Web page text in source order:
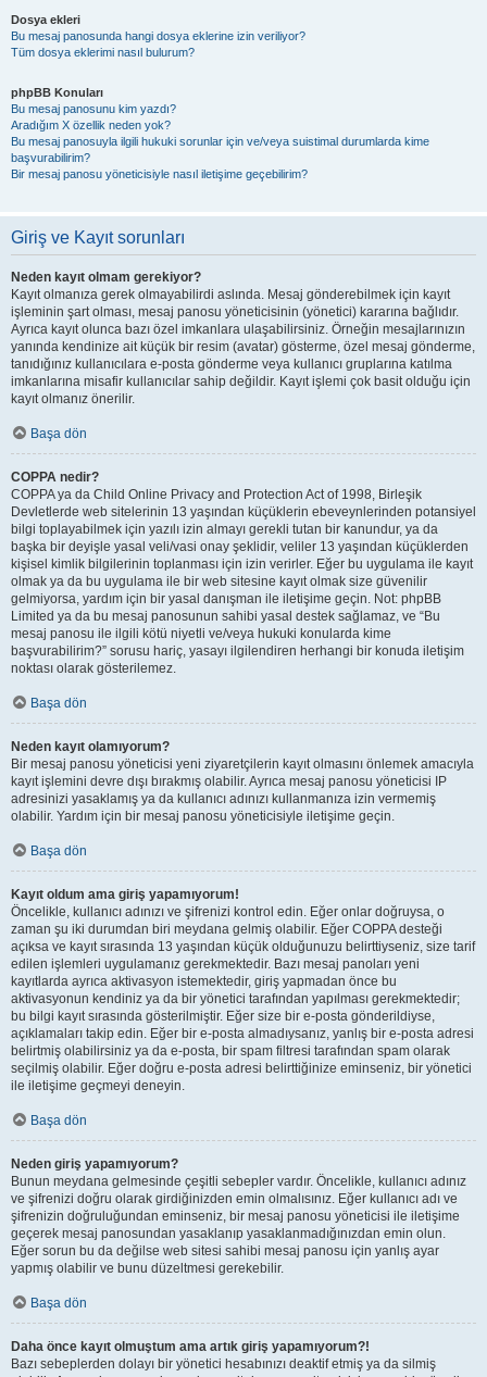
Dosya ekleri
Bu mesaj panosunda hangi dosya eklerine izin veriliyor?
Tüm dosya eklerimi nasıl bulurum?
phpBB Konuları
Bu mesaj panosunu kim yazdı?
Aradığım X özellik neden yok?
Bu mesaj panosuyla ilgili hukuki sorunlar için ve/veya suistimal durumlarda kime
başvurabilirim?
Bir mesaj panosu yöneticisiyle nasıl iletişime geçebilirim?
Giriş ve Kayıt sorunları
Neden kayıt olmam gerekiyor?
Kayıt olmanıza gerek olmayabilirdi aslında. Mesaj gönderebilmek için kayıt
işleminin şart olması, mesaj panosu yöneticisinin (yönetici) kararına bağlıdır.
Ayrıca kayıt olunca bazı özel imkanlara ulaşabilirsiniz. Örneğin mesajlarınızın
yanında kendinize ait küçük bir resim (avatar) gösterme, özel mesaj gönderme,
tanıdığınız kullanıcılara e-posta gönderme veya kullanıcı gruplarına katılma
imkanlarına misafir kullanıcılar sahip değildir. Kayıt işlemi çok basit olduğu için
kayıt olmanız önerilir.
Başa dön
COPPA nedir?
COPPA ya da Child Online Privacy and Protection Act of 1998, Birleşik
Devletlerde web sitelerinin 13 yaşından küçüklerin ebeveynlerinden potansiyel
bilgi toplayabilmek için yazılı izin almayı gerekli tutan bir kanundur, ya da
başka bir deyişle yasal veli/vasi onay şeklidir, veliler 13 yaşından küçüklerden
kişisel kimlik bilgilerinin toplanması için izin verirler. Eğer bu uygulama ile kayıt
olmak ya da bu uygulama ile bir web sitesine kayıt olmak size güvenilir
gelmiyorsa, yardım için bir yasal danışman ile iletişime geçin. Not: phpBB
Limited ya da bu mesaj panosunun sahibi yasal destek sağlamaz, ve “Bu
mesaj panosu ile ilgili kötü niyetli ve/veya hukuki konularda kime
başvurabilirim?” sorusu hariç, yasayı ilgilendiren herhangi bir konuda iletişim
noktası olarak gösterilemez.
Başa dön
Neden kayıt olamıyorum?
Bir mesaj panosu yöneticisi yeni ziyaretçilerin kayıt olmasını önlemek amacıyla
kayıt işlemini devre dışı bırakmış olabilir. Ayrıca mesaj panosu yöneticisi IP
adresinizi yasaklamış ya da kullanıcı adınızı kullanmanıza izin vermemiş
olabilir. Yardım için bir mesaj panosu yöneticisiyle iletişime geçin.
Başa dön
Kayıt oldum ama giriş yapamıyorum!
Öncelikle, kullanıcı adınızı ve şifrenizi kontrol edin. Eğer onlar doğruysa, o
zaman şu iki durumdan biri meydana gelmiş olabilir. Eğer COPPA desteği
açıksa ve kayıt sırasında 13 yaşından küçük olduğunuzu belirttiyseniz, size tarif
edilen işlemleri uygulamanız gerekmektedir. Bazı mesaj panoları yeni
kayıtlarda ayrıca aktivasyon istemektedir, giriş yapmadan önce bu
aktivasyonun kendiniz ya da bir yönetici tarafından yapılması gerekmektedir;
bu bilgi kayıt sırasında gösterilmiştir. Eğer size bir e-posta gönderildiyse,
açıklamaları takip edin. Eğer bir e-posta almadıysanız, yanlış bir e-posta adresi
belirtmiş olabilirsiniz ya da e-posta, bir spam filtresi tarafından spam olarak
seçilmiş olabilir. Eğer doğru e-posta adresi belirttiğinize eminseniz, bir yönetici
ile iletişime geçmeyi deneyin.
Başa dön
Neden giriş yapamıyorum?
Bunun meydana gelmesinde çeşitli sebepler vardır. Öncelikle, kullanıcı adınız
ve şifrenizi doğru olarak girdiğinizden emin olmalısınız. Eğer kullanıcı adı ve
şifrenizin doğruluğundan eminseniz, bir mesaj panosu yöneticisi ile iletişime
geçerek mesaj panosundan yasaklanıp yasaklanmadığınızdan emin olun.
Eğer sorun bu da değilse web sitesi sahibi mesaj panosu için yanlış ayar
yapmış olabilir ve bunu düzeltmesi gerekebilir.
Başa dön
Daha önce kayıt olmuştum ama artık giriş yapamıyorum?!
Bazı sebeplerden dolayı bir yönetici hesabınızı deaktif etmiş ya da silmiş